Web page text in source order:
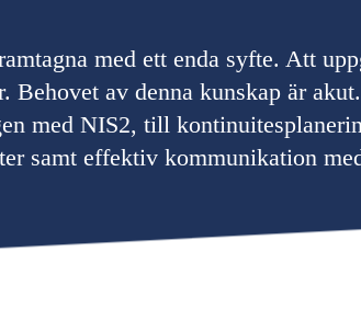
med ett enda syfte. Att
Behovet av denna kunskap är
med NIS2, till
samt effektiv kommunikation